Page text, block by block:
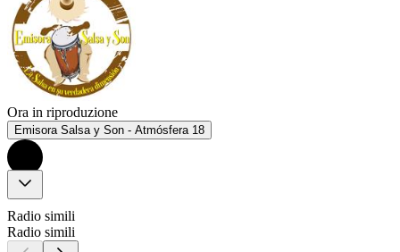
Ora in riproduzione
Emisora Salsa y Son - Atmósfera 18
Radio simili
Radio simili